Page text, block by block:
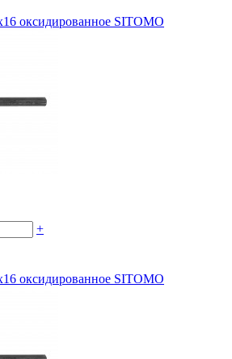
оксидированное SITOMO
+
оксидированное SITOMO